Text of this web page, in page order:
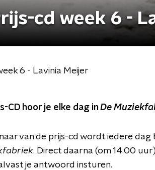
cd week 6 -
6 - Lavinia Meijer
CD hoor je elke dag inDe
van de prijs-cd wordt iedere
. Direct daarna (om 14:00
je antwoord insturen.